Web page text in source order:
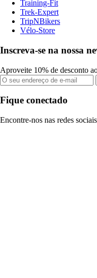
Training-Fit
Trek-Expert
TripNBikers
Vélo-Store
Inscreva-se na nossa
Aproveite 10% de desconto
Fique conectado
Encontre-nos nas redes sociais